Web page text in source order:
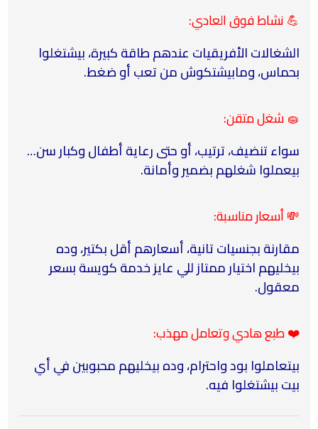
💪 نشاط فوق العادي:
الشغالات الأفريقيات عندهم طاقة كبيرة، بيشتغلوا
بحماس، ومابيشتكوش من تعب أو ضغط.
🧽 شغل متقن:
سواء تنضيف، ترتيب، أو حتى رعاية أطفال وكبار سن…
بيعملوا شغلهم بضمير وأمانة.
💸 أسعار مناسبة:
مقارنة بجنسيات تانية، أسعارهم أقل بكتير، وده
بيخليهم اختيار ممتاز للي عايز خدمة كويسة بسعر
معقول.
❤️ طبع هادي وتعامل مهذب:
بيتعاملوا بود واحترام، وده بيخليهم محبوبين في أي
بيت بيشتغلوا فيه.